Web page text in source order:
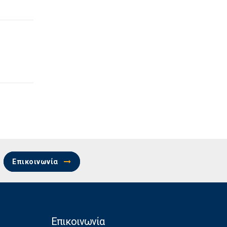
Επικοινωνία
Επικοινωνία